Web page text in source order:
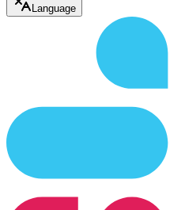
Language